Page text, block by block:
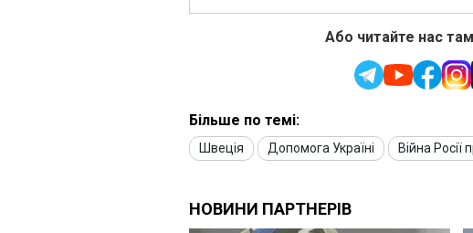
Або читайте нас
Більше по темі:
Швеція Допомога Україні Війна Росії